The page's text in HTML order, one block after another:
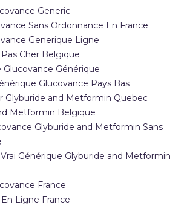
Generic
Sans Ordonnance En France
Generique Ligne
Cher Belgique
Glucovance Générique
Glucovance Pays Bas
Glyburide and Metformin Quebec
Metformin Belgique
Glyburide and Metformin Sans
Générique Glyburide and Metformin
France
Ligne France